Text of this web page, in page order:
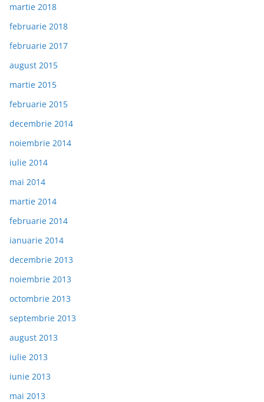
martie 2018
februarie 2018
februarie 2017
august 2015
martie 2015
februarie 2015
decembrie 2014
noiembrie 2014
iulie 2014
mai 2014
martie 2014
februarie 2014
ianuarie 2014
decembrie 2013
noiembrie 2013
octombrie 2013
septembrie 2013
august 2013
iulie 2013
iunie 2013
mai 2013